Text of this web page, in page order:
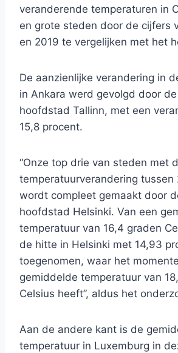
veranderende temperaturen in
en grote steden door de cijfers
en 2019 te vergelijken met het
De aanzienlijke verandering in
in Ankara werd gevolgd door de
hoofdstad Tallinn, met een
15,8 procent.
“Onze top drie van steden met
temperatuurverandering tussen
wordt compleet gemaakt door
hoofdstad Helsinki. Van een
temperatuur van 16,4 graden
de hitte in Helsinki met 14,93
toegenomen, waar het
gemiddelde temperatuur van
Celsius heeft”, aldus het
Aan de andere kant is de
temperatuur in Luxemburg in